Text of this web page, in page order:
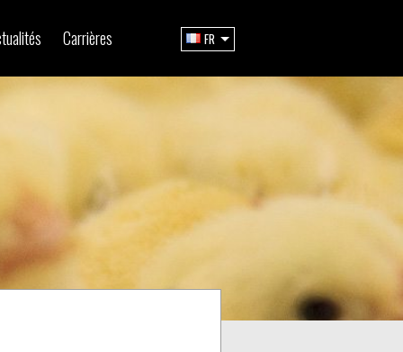
FR
Carrières